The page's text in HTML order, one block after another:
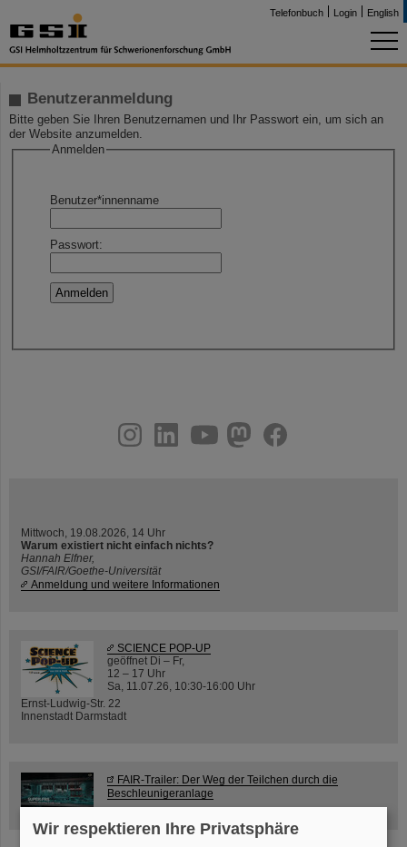
Telefonbuch Login English
Benutzeranmeldung
Bitte geben Sie Ihren Benutzernamen und Ihr Passwort ein, um sich an
der Website anzumelden.
Anmelden
Benutzer*innenname
Passwort:
youtube
helmholtz.social
facebook
Mittwoch, 19.08.2026, 14 Uhr
Warum existiert nicht einfach nichts?
Hannah Elfner,
GSI/FAIR/Goethe-Universität
Anmeldung und weitere Informationen
SCIENCE POP-UP
geöffnet Di – Fr,
12 – 17 Uhr
Sa, 11.07.26, 10:30-16:00 Uhr
Ernst-Ludwig-Str. 22
Innenstadt Darmstadt
FAIR-Trailer: Der Weg der Teilchen durch die
Beschleunigeranlage
Wir respektieren Ihre Privatsphäre